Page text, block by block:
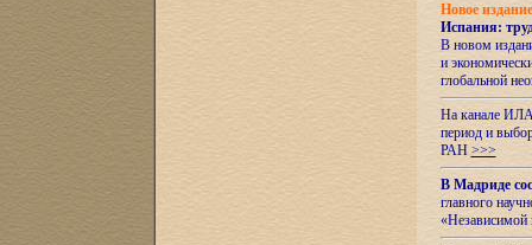
Новое
Испания:
В новом
и
глобальной
На канале
период и
РАН >>>
В Мадриде
главного
«Независимой